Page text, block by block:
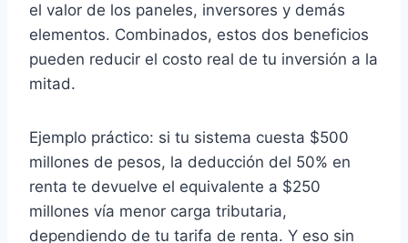
el valor de los paneles, inversores y demás
elementos. Combinados, estos dos beneficios
pueden reducir el costo real de tu inversión a la
mitad.
Ejemplo práctico: si tu sistema cuesta $500
millones de pesos, la deducción del 50% en
renta te devuelve el equivalente a $250
millones vía menor carga tributaria,
dependiendo de tu tarifa de renta. Y eso sin